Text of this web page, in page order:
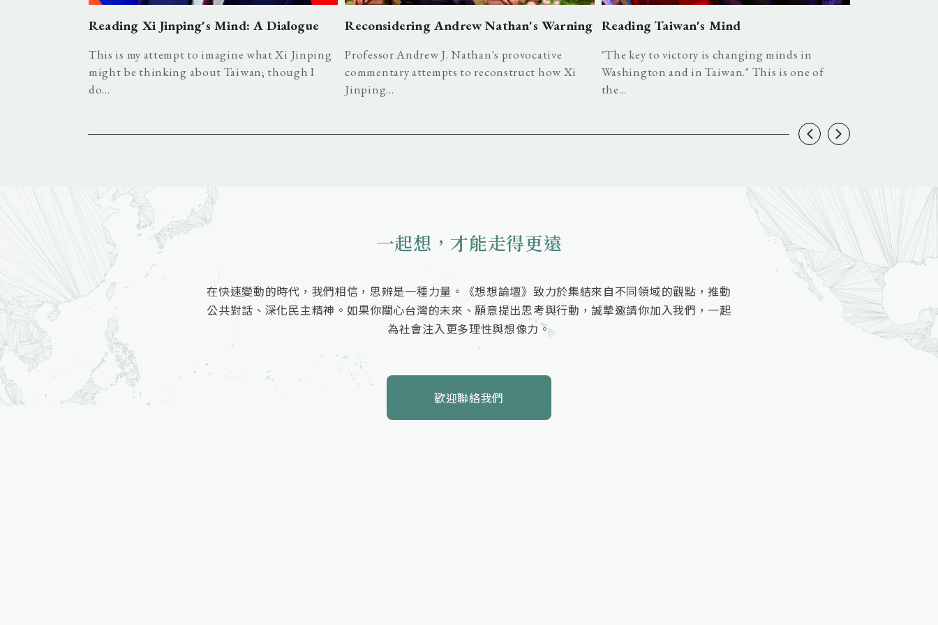
Reading Xi Jinping's Mind: A Dialogue
This is my attempt to imagine what Xi Jinping
might be thinking about Taiwan; though I
do...
Reconsidering Andrew Nathan's Warning
Professor Andrew J. Nathan's provocative
commentary attempts to reconstruct how Xi
Jinping...
Reading Taiwan's Mind
"The key to victory is changing minds in
Washington and in Taiwan." This is one of
the...
一起想，才能走得更遠
在快速變動的時代，我們相信，思辨是一種力量。《想想論壇》致力於集結來自不同領域的觀點，推動
公共對話、深化民主精神。如果你關心台灣的未來、願意提出思考與行動，誠摯邀請你加入我們，一起
為社會注入更多理性與想像力。
歡迎聯絡我們